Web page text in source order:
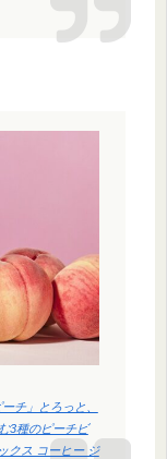
チ」とろっと、
3種のピーチビ
クス コーヒー ジ